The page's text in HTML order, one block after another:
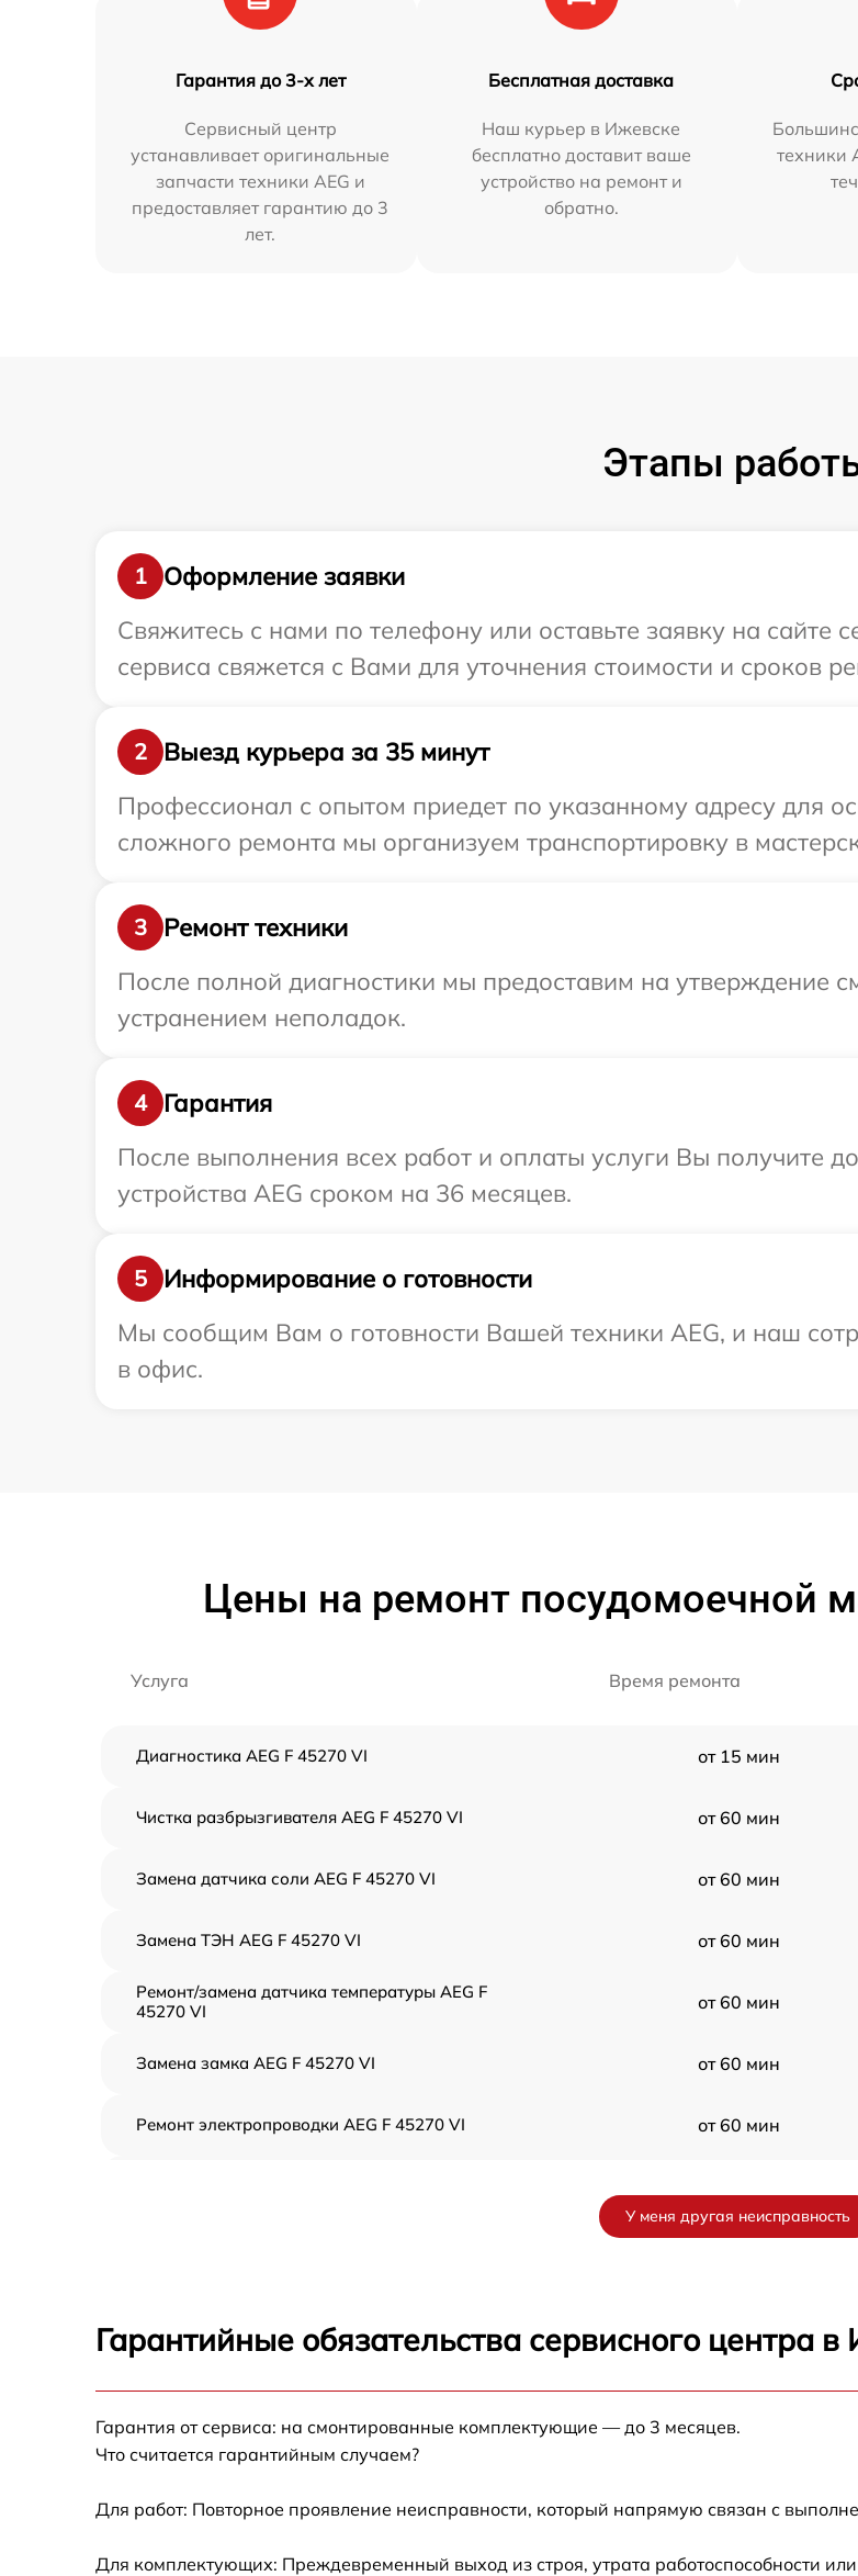
Гарантия до 3-х лет
Сервисный центр
устанавливает оригинальные
запчасти техники AEG и
предоставляет гарантию до 3
лет.
Бесплатная доставка
Наш курьер в Ижевске
бесплатно доставит ваше
устройство на ремонт и
обратно.
техники
Этапы
1
Оформление заявки
Свяжитесь с нами по телефону или оставьте заявку на сайте
сервиса свяжется с Вами для уточнения стоимости и сроков
2
Выезд курьера за 35 минут
Профессионал с опытом приедет по указанному адресу для
сложного ремонта мы организуем транспортировку в
3
Ремонт техники
После полной диагностики мы предоставим на утверждение
устранением неполадок.
4
Гарантия
После выполнения всех работ и оплаты услуги Вы получите
устройства AEG сроком на 36 месяцев.
5
Информирование о готовности
Мы сообщим Вам о готовности Вашей техники AEG, и наш
в офис.
Цены на ремонт посудомоечной
Услуга Время ремонта
Диагностика AEG F 45270 VI от 15 мин
Чистка разбрызгивателя AEG F 45270 VI от 60 мин
Замена датчика соли AEG F 45270 VI от 60 мин
Замена ТЭН AEG F 45270 VI от 60 мин
Ремонт/замена датчика температуры AEG F
45270 VI
от 60 мин
Замена замка AEG F 45270 VI от 60 мин
Ремонт электропроводки AEG F 45270 VI от 60 мин
Замена панели управления AEG F 45270 VI от 60 мин
Замена разбрызгивателя AEG F 45270 VI от 60 мин
У меня другая неисправность
Гарантийные обязательства сервисного центра
Гарантия от сервиса: на смонтированные комплектующие — до 3 месяцев.
Что считается гарантийным случаем?
Для работ: Повторное проявление неисправности, который напрямую связан с
Для комплектующих: Преждевременный выход из строя, утрата работоспособности